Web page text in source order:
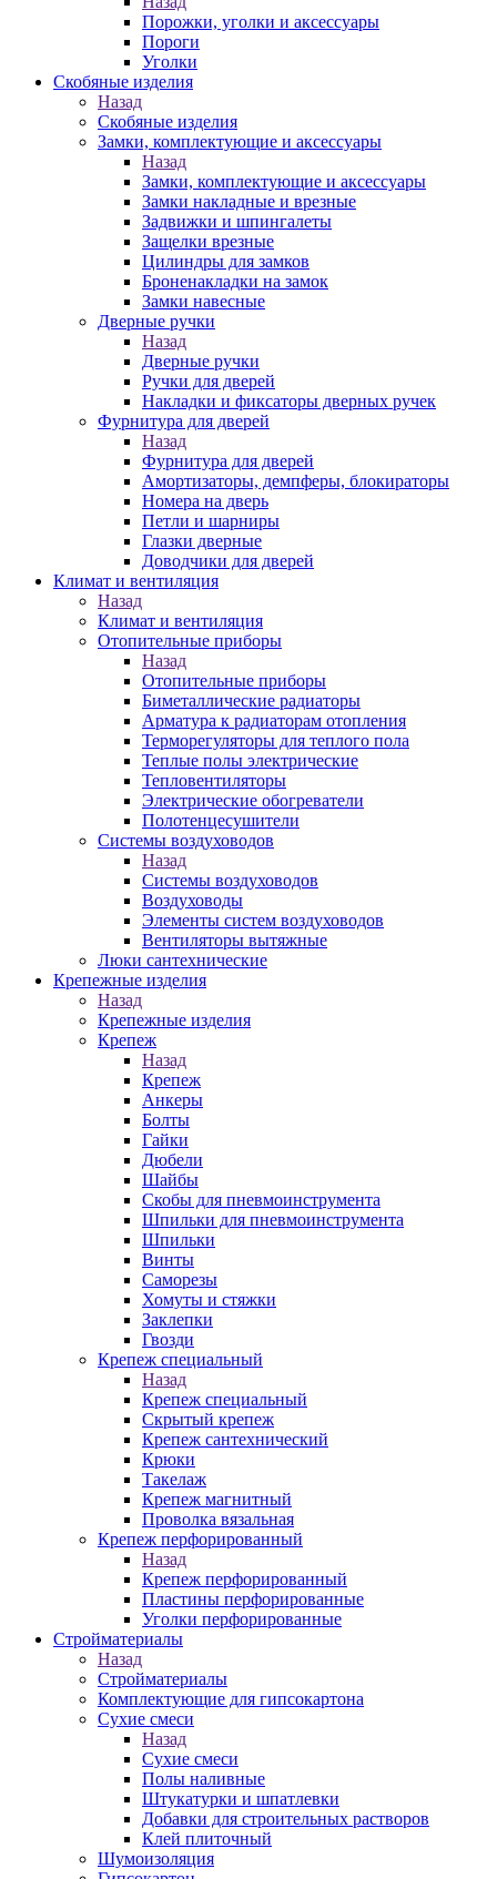
Порожки, уголки и аксессуары
Пороги
Уголки
Скобяные изделия
Назад
Скобяные изделия
Замки, комплектующие и аксессуары
Назад
Замки, комплектующие и аксессуары
Замки накладные и врезные
Задвижки и шпингалеты
Защелки врезные
Цилиндры для замков
Броненакладки на замок
Замки навесные
Дверные ручки
Назад
Дверные ручки
Ручки для дверей
Накладки и фиксаторы дверных ручек
Фурнитура для дверей
Назад
Фурнитура для дверей
Амортизаторы, демпферы, блокираторы
Номера на дверь
Петли и шарниры
Глазки дверные
Доводчики для дверей
Климат и вентиляция
Назад
Климат и вентиляция
Отопительные приборы
Назад
Отопительные приборы
Биметаллические радиаторы
Арматура к радиаторам отопления
Терморегуляторы для теплого пола
Теплые полы электрические
Тепловентиляторы
Электрические обогреватели
Полотенцесушители
Системы воздуховодов
Назад
Системы воздуховодов
Воздуховоды
Элементы систем воздуховодов
Вентиляторы вытяжные
Люки сантехнические
Крепежные изделия
Назад
Крепежные изделия
Крепеж
Назад
Крепеж
Анкеры
Болты
Гайки
Дюбели
Шайбы
Скобы для пневмоинструмента
Шпильки для пневмоинструмента
Шпильки
Винты
Саморезы
Хомуты и стяжки
Заклепки
Гвозди
Крепеж специальный
Назад
Крепеж специальный
Скрытый крепеж
Крепеж сантехнический
Крюки
Такелаж
Крепеж магнитный
Проволка вязальная
Крепеж перфорированный
Назад
Крепеж перфорированный
Пластины перфорированные
Уголки перфорированные
Стройматериалы
Назад
Стройматериалы
Комплектующие для гипсокартона
Сухие смеси
Назад
Сухие смеси
Полы наливные
Штукатурки и шпатлевки
Добавки для строительных растворов
Клей плиточный
Шумоизоляция